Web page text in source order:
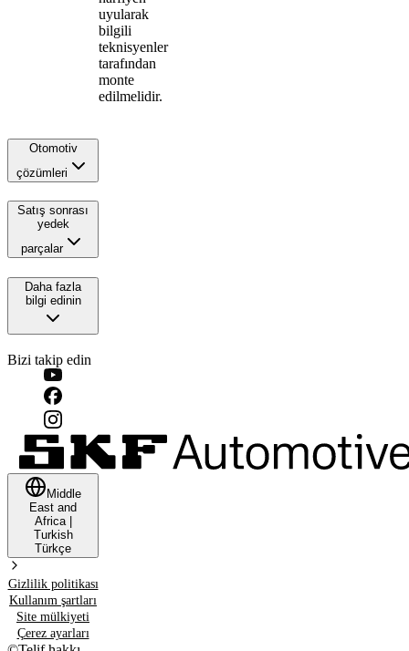
uyularak
bilgili
teknisyenler
tarafından
monte
edilmelidir.
Otomotiv
çözümleri
Satış sonrası
yedek
parçalar
Daha fazla
bilgi edinin
Bizi takip edin
Middle
East and
Africa|
Turkish
Türkçe
Gizlilik politikası
Kullanım şartları
Site mülkiyeti
Çerez ayarları